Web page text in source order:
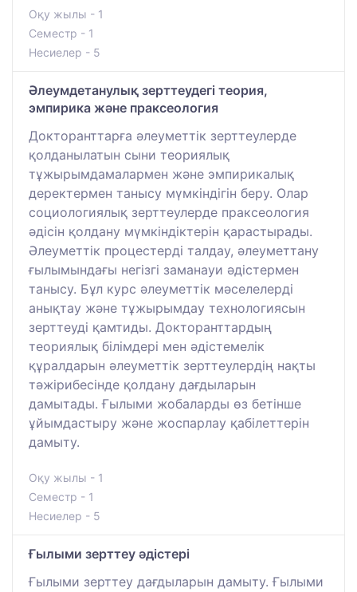
Оқу жылы - 1
Семестр - 1
Несиелер - 5
Әлеумдетанулық зерттеудегі теория,
эмпирика және праксеология
Докторанттарға әлеуметтік зерттеулерде
қолданылатын сыни теориялық
тұжырымдамалармен және эмпирикалық
деректермен танысу мүмкіндігін беру. Олар
социологиялық зерттеулерде праксеология
әдісін қолдану мүмкіндіктерін қарастырады.
Әлеуметтік процестерді талдау, әлеуметтану
ғылымындағы негізгі заманауи әдістермен
танысу. Бұл курс әлеуметтік мәселелерді
анықтау және тұжырымдау технологиясын
зерттеуді қамтиды. Докторанттардың
теориялық білімдері мен әдістемелік
құралдарын әлеуметтік зерттеулердің нақты
тәжірибесінде қолдану дағдыларын
дамытады. Ғылыми жобаларды өз бетінше
ұйымдастыру және жоспарлау қабілеттерін
дамыту.
Оқу жылы - 1
Семестр - 1
Несиелер - 5
Ғылыми зерттеу әдістері
Ғылыми зерттеу дағдыларын дамыту. Ғылыми